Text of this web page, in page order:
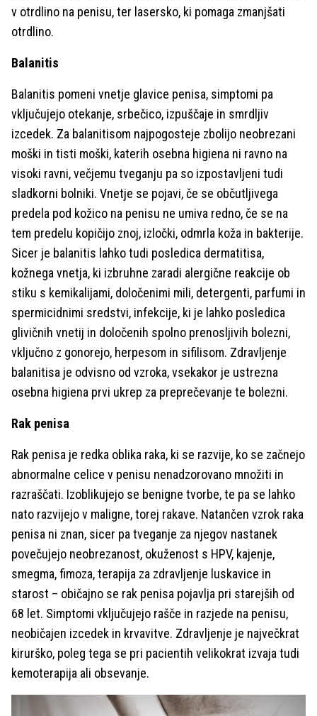
v otrdlino na penisu, ter lasersko, ki pomaga zmanjšati
otrdlino.
Balanitis
Balanitis pomeni vnetje glavice penisa, simptomi pa
vključujejo otekanje, srbečico, izpuščaje in smrdljiv
izcedek. Za balanitisom najpogosteje zbolijo neobrezani
moški in tisti moški, katerih osebna higiena ni ravno na
visoki ravni, večjemu tveganju pa so izpostavljeni tudi
sladkorni bolniki. Vnetje se pojavi, če se občutljivega
predela pod kožico na penisu ne umiva redno, če se na
tem predelu kopičijo znoj, izločki, odmrla koža in bakterije.
Sicer je balanitis lahko tudi posledica dermatitisa,
kožnega vnetja, ki izbruhne zaradi alergične reakcije ob
stiku s kemikalijami, določenimi mili, detergenti, parfumi in
spermicidnimi sredstvi, infekcije, ki je lahko posledica
glivičnih vnetij in določenih spolno prenosljivih bolezni,
vključno z gonorejo, herpesom in sifilisom. Zdravljenje
balanitisa je odvisno od vzroka, vsekakor je ustrezna
osebna higiena prvi ukrep za preprečevanje te bolezni.
Rak penisa
Rak penisa je redka oblika raka, ki se razvije, ko se začnejo
abnormalne celice v penisu nenadzorovano množiti in
razraščati. Izoblikujejo se benigne tvorbe, te pa se lahko
nato razvijejo v maligne, torej rakave. Natančen vzrok raka
penisa ni znan, sicer pa tveganje za njegov nastanek
povečujejo neobrezanost, okuženost s HPV, kajenje,
smegma, fimoza, terapija za zdravljenje luskavice in
starost – običajno se rak penisa pojavlja pri starejših od
68 let. Simptomi vključujejo rašče in razjede na penisu,
neobičajen izcedek in krvavitve. Zdravljenje je največkrat
kirurško, poleg tega se pri pacientih velikokrat izvaja tudi
kemoterapija ali obsevanje.